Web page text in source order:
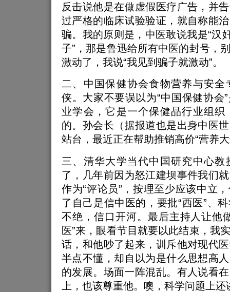
反击说他是在做虚假医疗广告，并
过严格的临床试验验证，就自称能
骗。我的原则是，中医敢说我是“汉
子”，那是鲁迅给所有中医的封号，
激动了，我说“我见到骗子就激动”。
二、中国保健协会食物营养与安全
侠。大家不要误以为“中国保健协会
业学会，它是一个保健品行业组织
的。孙会长（据报道也是出身中医
站台，最近正在帮助推销高价“营养
三、清华大学当代中国研究中心教
了，几年前因为怒江建坝事件我们
作为“评论员”，按理至少应该中立
了自己是信中医的，要批“西医”、
不绝，信口开河。最后主持人让他
医”来，眼看节目就要以此结束，我
话，和他吵了起来，训斥他对现代
半点不懂，却自以为是什么思想高
的发展。场面一阵混乱。有人说看
上，也该尊重他。噢，科学问题上